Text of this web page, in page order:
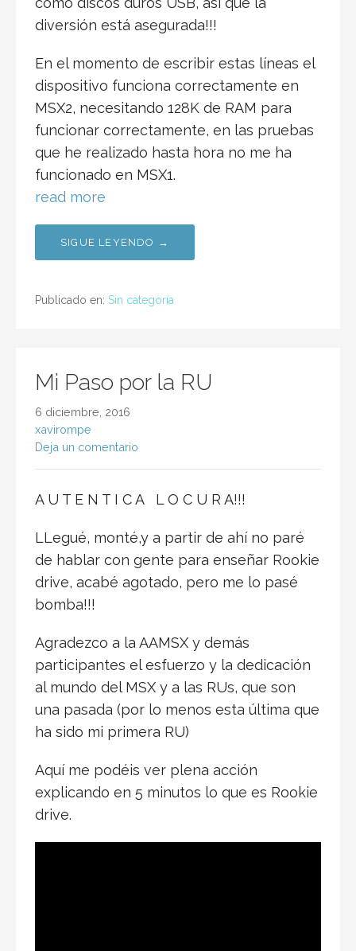
diversión está asegurada!!!
En el momento de escribir estas líneas el
dispositivo funciona correctamente en
MSX2, necesitando 128K de RAM para
funcionar correctamente, en las pruebas
que he realizado hasta hora no me ha
funcionado en MSX1.
read more
SIGUE LEYENDO →
Publicado en: Sin categoría
Mi Paso por la RU
6 diciembre, 2016
xavirompe
Deja un comentario
A U T E N T I C A L O C U R A!!!
LLegué, monté,y a partir de ahí no paré
de hablar con gente para enseñar Rookie
drive, acabé agotado, pero me lo pasé
bomba!!!
Agradezco a la AAMSX y demás
participantes el esfuerzo y la dedicación
al mundo del MSX y a las RUs, que son
una pasada (por lo menos esta última que
ha sido mi primera RU)
Aquí me podéis ver plena acción
explicando en 5 minutos lo que es Rookie
drive.